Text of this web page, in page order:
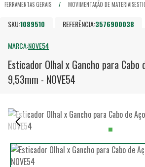
FERRAMENTAS GERAIS MOVIMENTAÇÃO DE MATERIAIS
SKU:1089510 REFERÊNCIA:3576900038
MARCA:NOVE54
Esticador Olhal x Gancho para
9,53mm - NOVE54